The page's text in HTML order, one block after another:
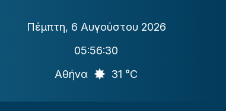
Πέμπτη, 6 Αυγούστου 2026
05:56:31
Αθήνα
31 °C